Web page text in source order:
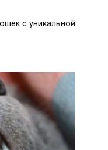
с уникальной